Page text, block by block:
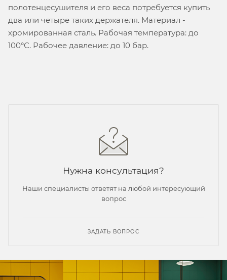
полотенцесушителя и его веса потребуется купить
два или четыре таких держателя. Материал -
хромированная сталь. Рабочая температура: до
100°С. Рабочее давление: до 10 бар.
Нужна консультация?
Наши специалисты ответят на любой интересующий
вопрос
ЗАДАТЬ ВОПРОС